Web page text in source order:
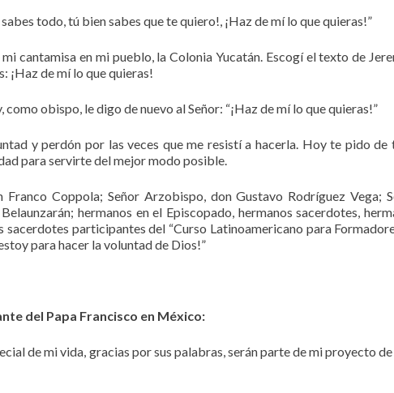
todo, tú bien sabes que te quiero!, ¡Haz de mí lo que quieras!”
cantamisa en mi pueblo, la Colonia Yucatán. Escogí el texto de
¡Haz de mí lo que quieras!
obispo, le digo de nuevo al Señor: “¡Haz de mí lo que quieras!”
y perdón por las veces que me resistí a hacerla. Hoy te pido de
para servirte del mejor modo posible.
Coppola; Señor Arzobispo, don Gustavo Rodríguez Vega;
hermanos en el Episcopado, hermanos sacerdotes,
participantes del “Curso Latinoamericano para
para hacer la voluntad de Dios!”
del Papa Francisco en México:
de mi vida, gracias por sus palabras, serán parte de mi proyecto